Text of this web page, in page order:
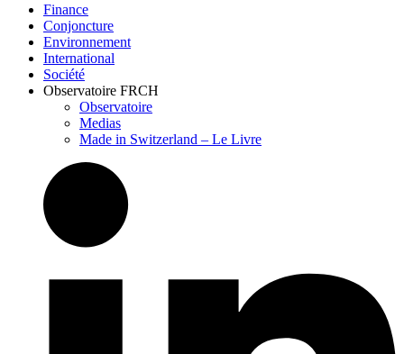
Finance
Conjoncture
Environnement
International
Société
Observatoire FRCH
Observatoire
Medias
Made in Switzerland – Le Livre